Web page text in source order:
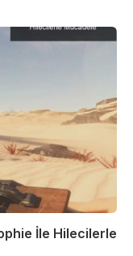
İle Hilecilerle